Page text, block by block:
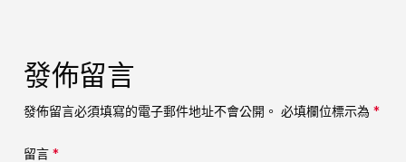
發佈留言
發佈留言必須填寫的電子郵件地址不會公開。 必填欄位標示為 *
留言 *